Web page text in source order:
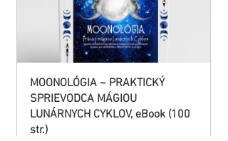
MOONOLÓGIA ~ PRAKTICKÝ
SPRIEVODCA MÁGIOU
LUNÁRNYCH CYKLOV, eBook (100
str.)